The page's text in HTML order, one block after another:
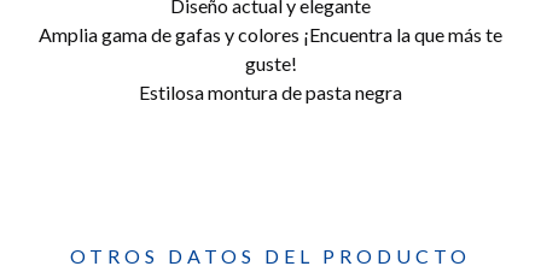
Diseño actual y elegante
Amplia gama de gafas y colores ¡Encuentra la que más te
guste!
Estilosa montura de pasta negra
OTROS DATOS DEL PRODUCTO